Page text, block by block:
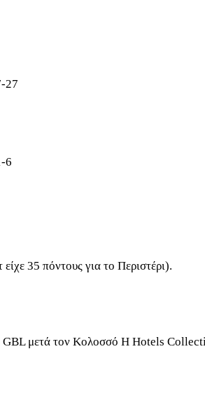
27
6
35 πόντους για το Περιστέρι).
μετά τον Κολοσσό H Hotels